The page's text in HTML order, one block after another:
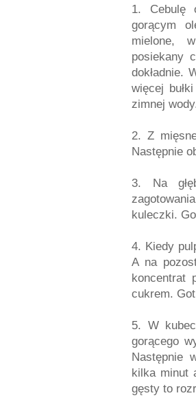
1. Cebulę
gorącym
mielone,
posiekany
dokładnie.
więcej
zimnej
2. Z
Następnie
3. Na
kuleczki.
4. Kiedy
A na
koncentrat
cukrem.
5. W
gorącego
Następnie
kilka minut
gęsty to